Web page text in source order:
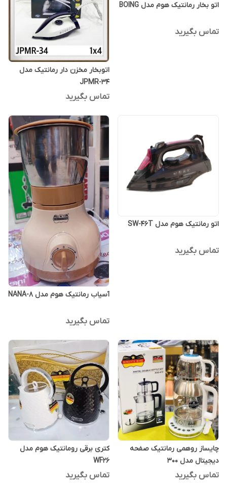
اتو بخار رمانتیک هوم مدل BOING
تماس بگیرید
اتو‌بخار مخزن دار رمانتیک مدل
JPMR-34
تماس بگیرید
اتو رمانتیک هوم مدل SW-46T
تماس بگیرید
آسیاب رمانتیک هوم مدل NANA-8
تماس بگیرید
چایساز روهمی رمانتیک صفحه
دیجیتال مدل 300
تماس بگیرید
کتری برقی رومانتیک هوم مدل
WF26
تماس بگیرید